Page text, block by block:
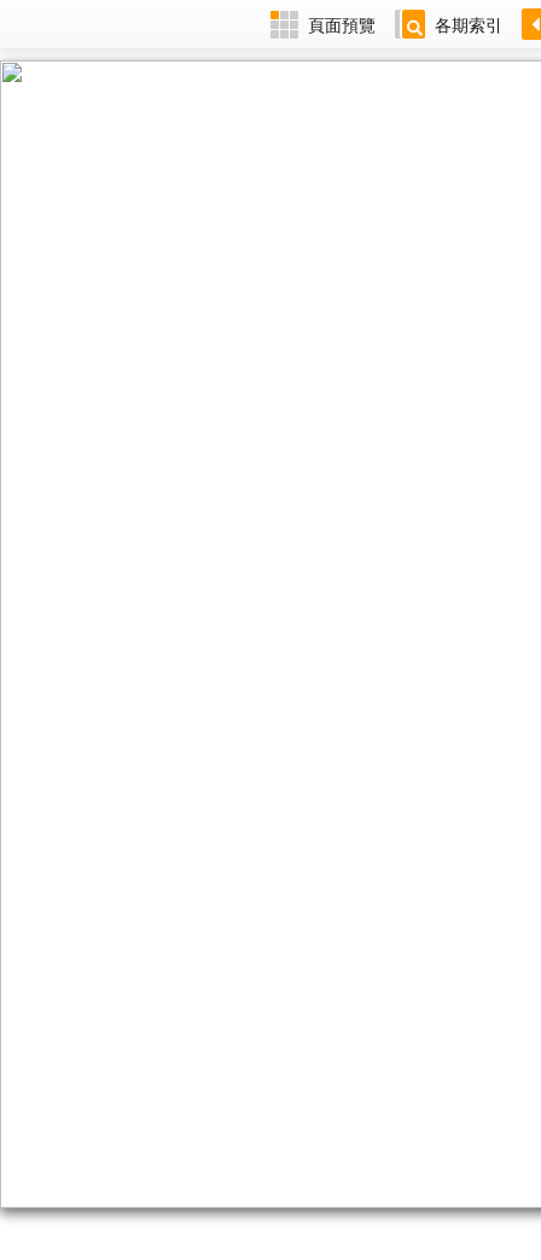
頁面預覽 各期索引